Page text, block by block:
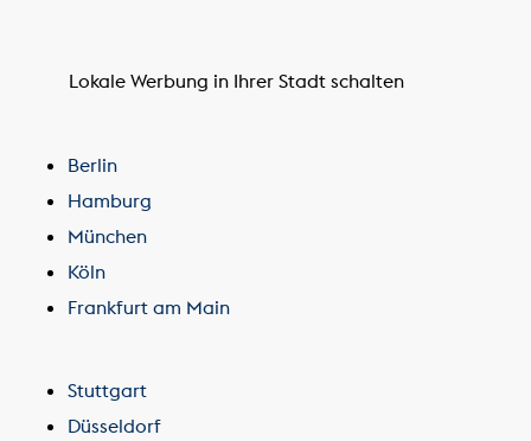
Lokale Werbung in Ihrer Stadt schalten
Berlin
Hamburg
München
Köln
Frankfurt am Main
Stuttgart
Düsseldorf